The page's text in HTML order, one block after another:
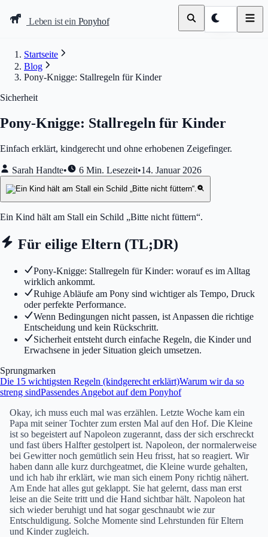
Leben ist ein Ponyhof
Startseite
Blog
Pony-Knigge: Stallregeln für Kinder
Sicherheit
Pony-Knigge: Stallregeln für Kinder
Einfach erklärt, kindgerecht und ohne erhobenen Zeigefinger.
Sarah Handte• 6 Min. Lesezeit•14. Januar 2026
Ein Kind hält am Stall ein Schild „Bitte nicht füttern“.
Für eilige Eltern (TL;DR)
Pony-Knigge: Stallregeln für Kinder: worauf es im Alltag
wirklich ankommt.
Ruhige Abläufe am Pony sind wichtiger als Tempo, Druck
oder perfekte Performance.
Wenn Bedingungen nicht passen, ist Anpassen die richtige
Entscheidung und kein Rückschritt.
Sicherheit entsteht durch einfache Regeln, die Kinder und
Erwachsene in jeder Situation gleich umsetzen.
Sprungmarken
Die 15 wichtigsten Regeln (kindgerecht erklärt)Warum wir da so
streng sindPassendes Angebot auf dem Ponyhof
Okay, ich muss euch mal was erzählen. Letzte Woche kam ein
Papa mit seiner Tochter zum ersten Mal auf den Hof. Die Kleine
ist so begeistert auf Napoleon zugerannt, dass der sich erschreckt
und fast übers Halfter gestolpert ist. Napoleon, der normalerweise
bei Gewitter noch gemütlich sein Heu frisst, hat so reagiert. Wir
haben dann alle kurz durchgeatmet, die Kleine wurde gehalten,
und ich hab ihr erklärt, wie man sich einem Pony richtig nähert.
Am Ende hat alles gut geklappt. Sie hat gelernt, dass man erst
leise an die Seite tritt und die Hand sichtbar hält. Napoleon hat
sich wieder beruhigt und hat sogar geschnaubt wie zur
Entschuldigung. Solche Momente sind Lehrstunden für Eltern
und Kinder zugleich.